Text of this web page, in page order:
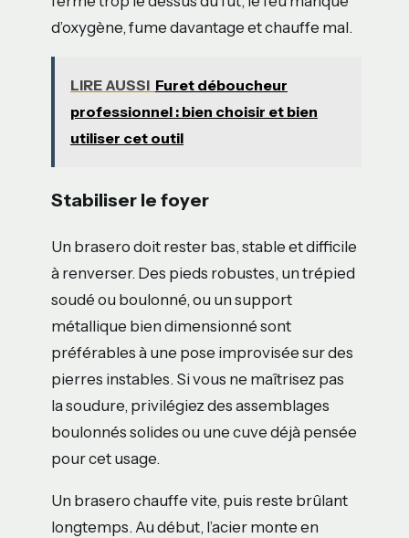
d’oxygène, fume davantage et chauffe mal.
LIRE AUSSI Furet déboucheur
professionnel : bien choisir et bien
utiliser cet outil
Stabiliser le foyer
Un brasero doit rester bas, stable et difficile
à renverser. Des pieds robustes, un trépied
soudé ou boulonné, ou un support
métallique bien dimensionné sont
préférables à une pose improvisée sur des
pierres instables. Si vous ne maîtrisez pas
la soudure, privilégiez des assemblages
boulonnés solides ou une cuve déjà pensée
pour cet usage.
Un brasero chauffe vite, puis reste brûlant
longtemps. Au début, l’acier monte en